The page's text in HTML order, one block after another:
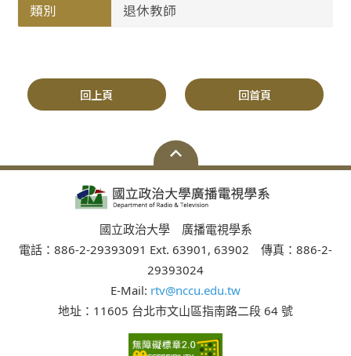
類別
退休教師
回上頁 回首頁
國立政治大學 廣播電視學系
電話：886-2-29393091 Ext. 63901, 63902 傳真：886-2-
29393024
E-Mail: rtv@nccu.edu.tw
地址：11605 台北市文山區指南路二段 64 號